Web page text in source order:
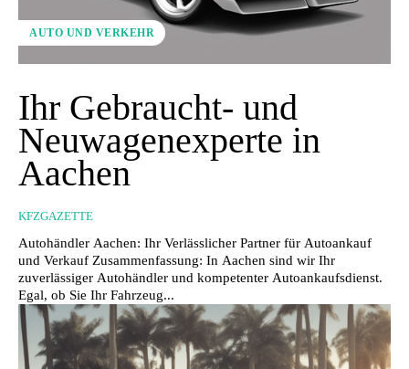
AUTO UND VERKEHR
Ihr Gebraucht- und
Neuwagenexperte in
Aachen
KFZGAZETTE
Autohändler Aachen: Ihr Verlässlicher Partner für Autoankauf
und Verkauf Zusammenfassung: In Aachen sind wir Ihr
zuverlässiger Autohändler und kompetenter Autoankaufsdienst.
Egal, ob Sie Ihr Fahrzeug...